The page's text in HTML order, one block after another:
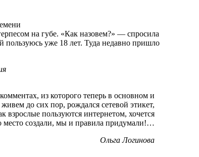
на губе. «Как назовем?» — спросила
пользуюсь уже 18 лет. Туда недавно пришло
из которого теперь в основном и
до сих пор, рождался сетевой этикет,
пользуются интернетом, хочется
создали, мы и правила придумали!…
Ольга Логинова